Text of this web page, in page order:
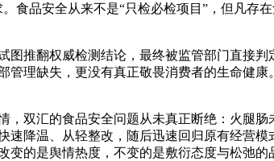
食品安全从来不是“只检必检项目”，但凡存
推翻权威检测结论，最终被监管部门直接判
理缺失，更没有真正敬畏消费者的生命健康
双汇的食品安全问题从未真正断绝：火腿
降温、从轻整改，随后迅速回归原有经营模
的是舆情热度，不变的是敷衍态度与松弛的